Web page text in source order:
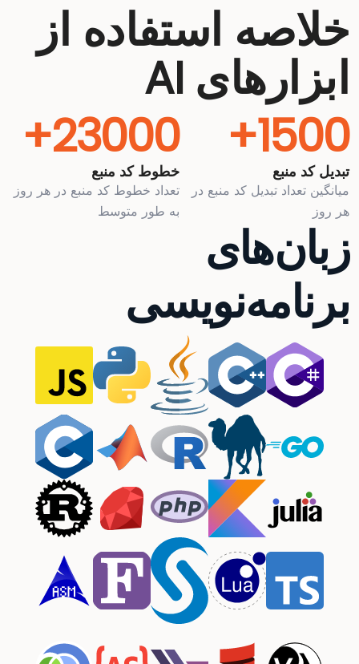
خلاصه استفاده از
ابزارهای AI
1500+
تبدیل کد منبع
میانگین تعداد تبدیل کد منبع در
هر روز
23000+
خطوط کد منبع
تعداد خطوط کد منبع در هر روز
به طور متوسط
زبان‌های
برنامه‌نویسی